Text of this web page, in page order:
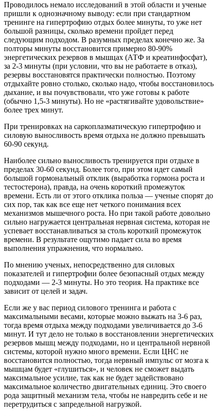
Проводилось немало исследований в этой области и ученые
пришли к однозначному выводу: если при стандартном
тренинге на гипертрофию отдых более минуты, то уже нет
большой разницы, сколько времени пройдет перед
следующим подходом. В разумных пределах конечно же. За
полторы минуты восстановится примерно 80-90%
энергетических резервов в мышцах (АТФ и креатинфосфат),
за 2-3 минуты (при условии, что вы не работаете в отказ),
резервы восстановятся практически полностью. Поэтому
отдыхайте ровно столько, сколько надо, чтобы восстановилось
дыхание, и вы почувствовали, что уже готовы к работе
(обычно 1,5-3 минуты). Но не «растягивайте удовольствие»
более трех минут.
При тренировках на саркоплазматическую гипертрофию и
силовую выносливость время отдыха не должно превышать
60-90 секунд.
Наиболее сильно выносливость тренируется при отдыхе в
пределах 30-60 секунд. Более того, при этом идет самый
большой гормональный отклик (выработка гормона роста и
тестостерона), правда, на очень короткий промежуток
времени. Есть ли от этого отклика польза — ученые спорят до
сих пор, так как все еще нет четкого понимания всех
механизмов мышечного роста. Но при такой работе довольно
сильно нагружается центральная нервная система, которая не
успевает восстанавливаться за столь короткий промежуток
времени. В результате ощутимо падает сила во время
выполнения упражнения, что нормально.
По мнению ученых, непосредственно для силовых
показателей и гипертрофии более безопасный отдых между
подходами — 2-3 минуты. Но это теория. На практике все
зависит от целей и задач.
Если же у вас период силового тренинга и работа с
максимальными весами, которые можно выжать на 3-6 раз,
тогда время отдыха между подходами увеличивается до 3-6
минут. И тут дело не только в восстановлении энергетических
резервов мышц между подходами, но и центральной нервной
системы, которой нужно много времени. Если ЦНС не
восстановится полностью, тогда нервный импульс от мозга к
мышцам будет «глушиться», и человек не сможет выдать
максимальное усилие, так как не будет задействовано
максимальное количество двигательных единиц. Это своего
рода защитный механизм тела, чтобы не навредить себе и не
перетрудиться с запредельной нагрузкой.